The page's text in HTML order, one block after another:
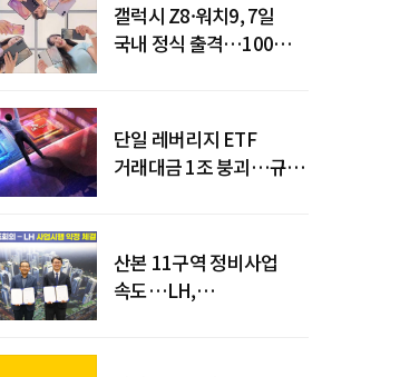
갤럭시 Z8·워치9, 7일
국내 정식 출격…100개국
단일 레버리지 ETF
거래대금 1조 붕괴…규제
산본 11구역 정비사업
속도…LH,